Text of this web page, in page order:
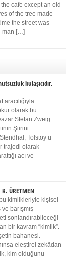
cafe except an old
of the tree made
the street was
man […]
bulaşıcıdır,
aracılığıyla
olarak bu
Stefan Zweig
Şiirini
Tolstoy’u
trajedi olarak
acı ve
ÜRETMEN
kimlikleriyle kişisel
barışmış
sonlandırabileceği
bir kavram “kimlik”.
bahanesi.
eleştirel zekâdan
kim olduğunu